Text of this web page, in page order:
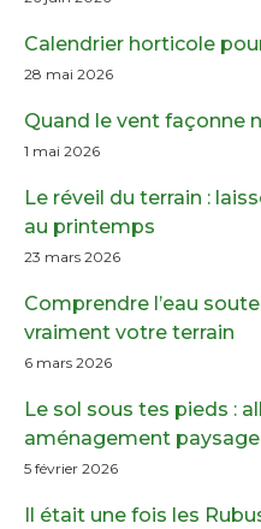
Calendrier horticole
28 mai 2026
Quand le vent façonne
1 mai 2026
Le réveil du terrain :
au printemps
23 mars 2026
Comprendre l’eau
vraiment votre terrain
6 mars 2026
Le sol sous tes pieds :
aménagement
5 février 2026
Il était une fois les